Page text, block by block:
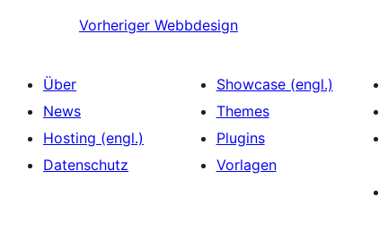
Vorheriger Webbdesign
Über
News
Hosting (engl.)
Datenschutz
Showcase (engl.)
Themes
Plugins
Vorlagen